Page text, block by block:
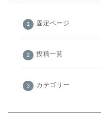
固定ページ
投稿一覧
カテゴリー